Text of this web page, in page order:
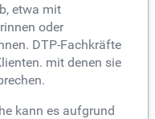
etwa mit
oder
DTP-Fachkräfte
mit denen sie
kann es aufgrund